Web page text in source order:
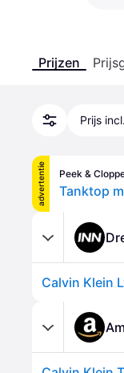
Prijzen
Prijs
advertentie Peek &
Tanktop
Calvin Klein